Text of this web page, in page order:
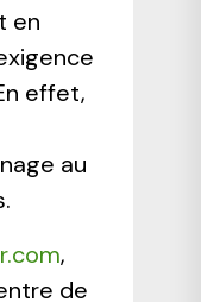
en
effet,
au
,
de